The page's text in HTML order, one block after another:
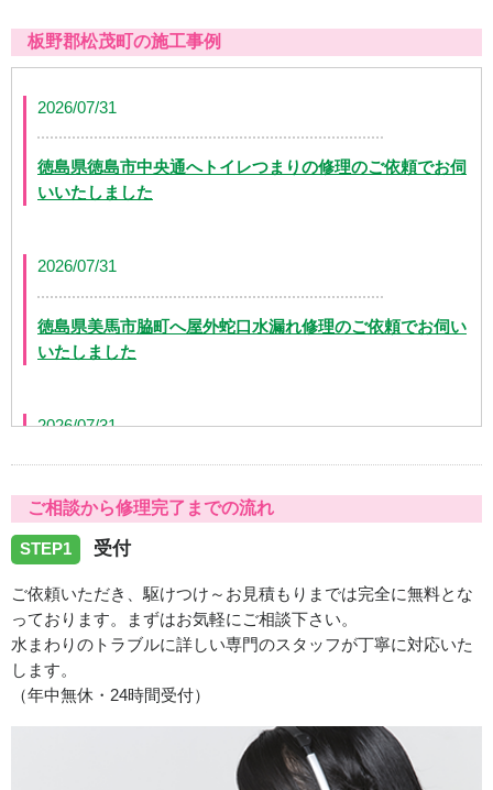
板野郡松茂町の施工事例
2026/07/31
徳島県徳島市中央通へトイレつまりの修理のご依頼でお伺
いいたしました
2026/07/31
徳島県美馬市脇町へ屋外蛇口水漏れ修理のご依頼でお伺い
いたしました
2026/07/31
お伺いいたしました
2026/07/31
徳島県板野郡藍住町へトイレ故障の修理のご依頼でお伺い
いたしました
ご相談から修理完了までの流れ
STEP1 受付
ご依頼いただき、駆けつけ～お見積もりまでは完全に無料とな
っております。まずはお気軽にご相談下さい。
水まわりのトラブルに詳しい専門のスタッフが丁寧に対応いた
します。
（年中無休・24時間受付）